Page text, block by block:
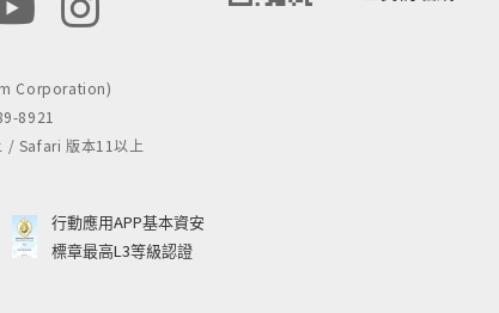
Corporation)
8921
/ Safari 版本11以上
行動應用APP基本資安
標章最高L3等級認證